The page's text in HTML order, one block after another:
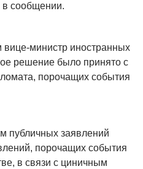
сообщении.
министр иностранных
решение было принято с
порочащих события
публичных заявлений
порочащих события
в связи с циничным